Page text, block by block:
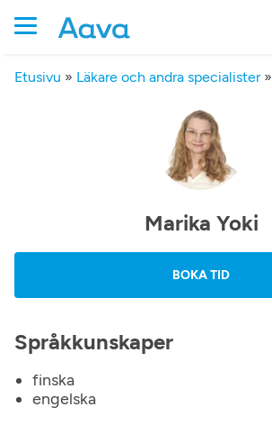
Etusivu » Läkare och andra specialister»
Marika Yoki
BOKA TID
Språkkunskaper
finska
engelska